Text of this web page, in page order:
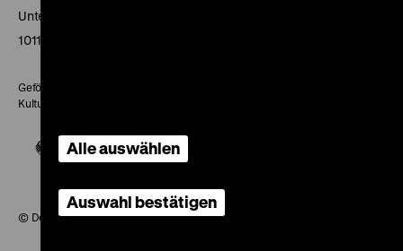
Unter den Linden 2
10117 Berlin
Gefördert mit Mitteln des Beauftragten der Bundesregierung für
Kultur und Medien
© Deutsches Historisches Museum, 2026
Alle auswählen
Auswahl bestätigen